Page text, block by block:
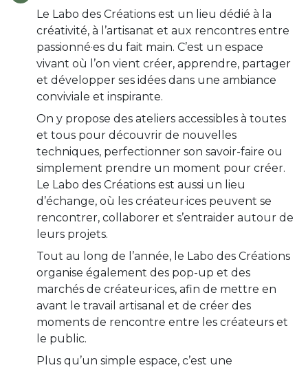
Le Labo des Créations est un lieu dédié à la
créativité, à l’artisanat et aux rencontres entre
passionné·es du fait main. C’est un espace
vivant où l’on vient créer, apprendre, partager
et développer ses idées dans une ambiance
conviviale et inspirante.
On y propose des ateliers accessibles à toutes
et tous pour découvrir de nouvelles
techniques, perfectionner son savoir-faire ou
simplement prendre un moment pour créer.
Le Labo des Créations est aussi un lieu
d’échange, où les créateur·ices peuvent se
rencontrer, collaborer et s’entraider autour de
leurs projets.
Tout au long de l’année, le Labo des Créations
organise également des pop-up et des
marchés de créateur·ices, afin de mettre en
avant le travail artisanal et de créer des
moments de rencontre entre les créateurs et
le public.
Plus qu’un simple espace, c’est une